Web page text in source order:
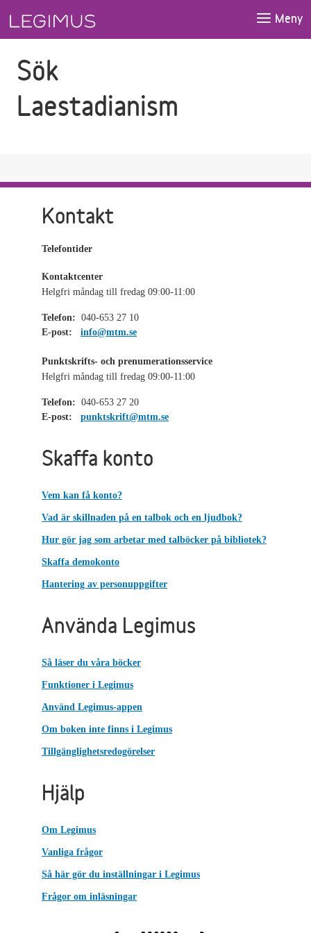
Meny
Sök
Laestadianism
Kontakt
Telefontider
Kontaktcenter
Helgfri måndag till fredag 09:00-11:00
Telefon: 040-653 27 10
E-post:
info@mtm.se
Punktskrifts- och prenumerationsservice
Helgfri måndag till fredag 09:00-11:00
Telefon: 040-653 27 20
E-post:
punktskrift@mtm.se
Skaffa konto
Vem kan få konto?
Vad är skillnaden på en talbok och en ljudbok?
Hur gör jag som arbetar med talböcker på bibliotek?
Skaffa demokonto
Hantering av personuppgifter
Använda Legimus
Så läser du våra böcker
Funktioner i Legimus
Använd Legimus-appen
Om boken inte finns i Legimus
Tillgänglighetsredogörelser
Hjälp
Om Legimus
Vanliga frågor
Så här gör du inställningar i Legimus
Frågor om inläsningar